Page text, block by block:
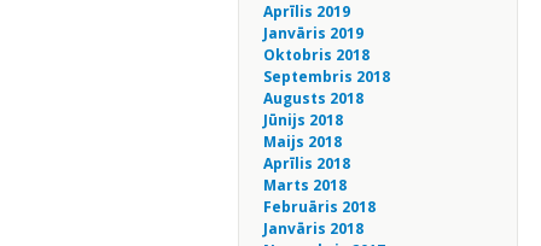
Aprīlis 2019
Janvāris 2019
Oktobris 2018
Septembris 2018
Augusts 2018
Jūnijs 2018
Maijs 2018
Aprīlis 2018
Marts 2018
Februāris 2018
Janvāris 2018